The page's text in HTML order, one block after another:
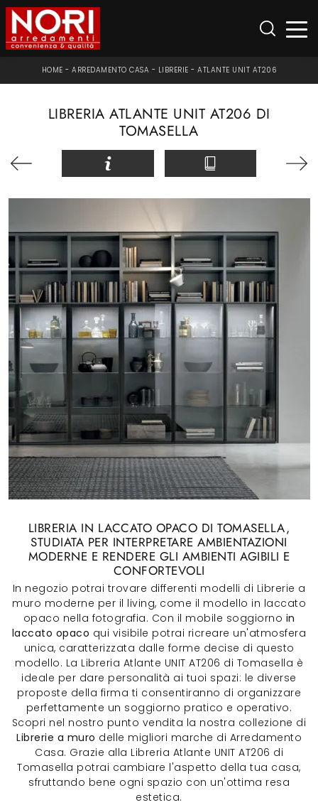
HOME -ARREDAMENTO CASA - LIBRERIE -ATLANTE UNIT AT206
LIBRERIA ATLANTE UNIT AT206 DI
TOMASELLA
LIBRERIA IN LACCATO OPACO DI TOMASELLA,
STUDIATA PER INTERPRETARE AMBIENTAZIONI
MODERNE E RENDERE GLI AMBIENTI AGIBILI E
CONFORTEVOLI
In negozio potrai trovare differenti modelli di Librerie a
muro moderne per il living, come il modello in laccato
opaco nella fotografia. Con il mobile soggiorno in
laccato opaco qui visibile potrai ricreare un'atmosfera
unica, caratterizzata dalle forme decise di questo
modello. La Libreria Atlante UNIT AT206 di Tomasella è
ideale per dare personalità ai tuoi spazi: le diverse
proposte della firma ti consentiranno di organizzare
perfettamente un soggiorno pratico e operativo.
Scopri nel nostro punto vendita la nostra collezione di
Librerie a muro delle migliori marche di Arredamento
Casa. Grazie alla Libreria Atlante UNIT AT206 di
Tomasella potrai cambiare l'aspetto della tua casa,
sfruttando bene ogni spazio con un'ottima resa
estetica.